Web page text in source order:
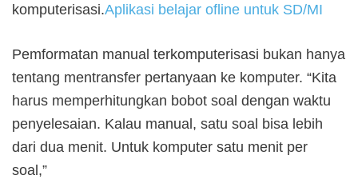
komputerisasi.Aplikasi belajar ofline untuk SD/MI
Pemformatan manual terkomputerisasi bukan hanya
tentang mentransfer pertanyaan ke komputer. “Kita
harus memperhitungkan bobot soal dengan waktu
penyelesaian. Kalau manual, satu soal bisa lebih
dari dua menit. Untuk komputer satu menit per
soal,”